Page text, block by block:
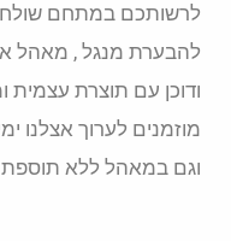
לרשותכם במתחם
להבערת מנגל , מאהל
ודוכן עם תוצרת עצמית
מוזמנים לערוך אצלנו
וגם במאהל ללא